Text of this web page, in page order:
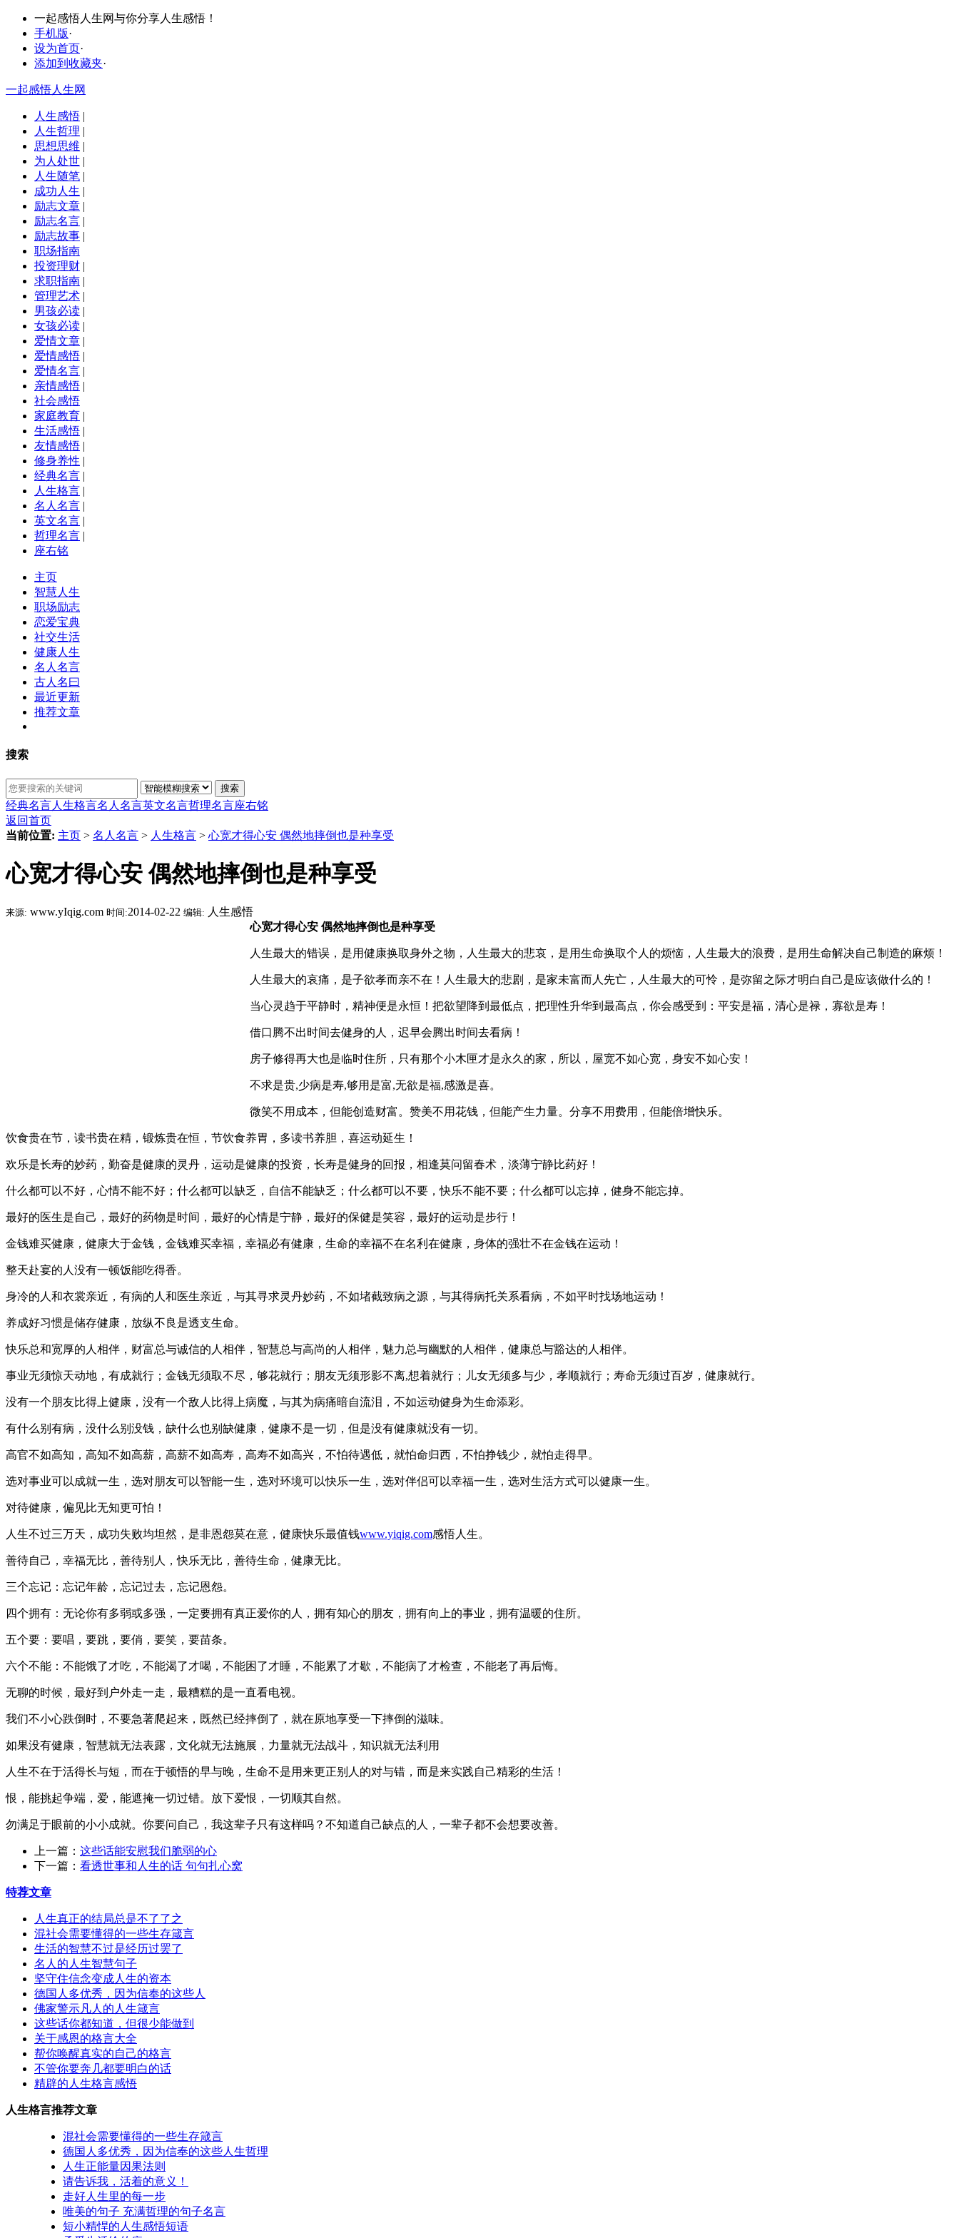
一起感悟人生网与你分享人生感悟！
手机版·
设为首页·
添加到收藏夹·
一起感悟人生网
人生感悟 |
人生哲理 |
思想思维 |
为人处世 |
人生随笔 |
成功人生 |
励志文章 |
励志名言 |
励志故事 |
职场指南
投资理财 |
求职指南 |
管理艺术 |
男孩必读 |
女孩必读 |
爱情文章 |
爱情感悟 |
爱情名言 |
亲情感悟 |
社会感悟
家庭教育 |
生活感悟 |
友情感悟 |
修身养性 |
经典名言 |
人生格言 |
名人名言 |
英文名言 |
哲理名言 |
座右铭
主页
智慧人生
职场励志
恋爱宝典
社交生活
健康人生
名人名言
古人名曰
最近更新
推荐文章
搜索
搜索
经典名言人生格言名人名言英文名言哲理名言座右铭
返回首页
当前位置: 主页 > 名人名言 > 人生格言 > 心宽才得心安 偶然地摔倒也是种享受
心宽才得心安 偶然地摔倒也是种享受
来源: www.yIqig.com 时间:2014-02-22 编辑: 人生感悟
心宽才得心安 偶然地摔倒也是种享受
人生最大的错误，是用健康换取身外之物，人生最大的悲哀，是用生命换取个人的烦恼，人生最大的浪费，是用生命解决自己制造的麻烦！
人生最大的哀痛，是子欲孝而亲不在！人生最大的悲剧，是家未富而人先亡，人生最大的可怜，是弥留之际才明白自己是应该做什么的！
当心灵趋于平静时，精神便是永恒！把欲望降到最低点，把理性升华到最高点，你会感受到：平安是福，清心是禄，寡欲是寿！
借口腾不出时间去健身的人，迟早会腾出时间去看病！
房子修得再大也是临时住所，只有那个小木匣才是永久的家，所以，屋宽不如心宽，身安不如心安！
不求是贵,少病是寿,够用是富,无欲是福,感激是喜。
微笑不用成本，但能创造财富。赞美不用花钱，但能产生力量。分享不用费用，但能倍增快乐。
饮食贵在节，读书贵在精，锻炼贵在恒，节饮食养胃，多读书养胆，喜运动延生！
欢乐是长寿的妙药，勤奋是健康的灵丹，运动是健康的投资，长寿是健身的回报，相逢莫问留春术，淡薄宁静比药好！
什么都可以不好，心情不能不好；什么都可以缺乏，自信不能缺乏；什么都可以不要，快乐不能不要；什么都可以忘掉，健身不能忘掉。
最好的医生是自己，最好的药物是时间，最好的心情是宁静，最好的保健是笑容，最好的运动是步行！
金钱难买健康，健康大于金钱，金钱难买幸福，幸福必有健康，生命的幸福不在名利在健康，身体的强壮不在金钱在运动！
整天赴宴的人没有一顿饭能吃得香。
身冷的人和衣裳亲近，有病的人和医生亲近，与其寻求灵丹妙药，不如堵截致病之源，与其得病托关系看病，不如平时找场地运动！
养成好习惯是储存健康，放纵不良是透支生命。
快乐总和宽厚的人相伴，财富总与诚信的人相伴，智慧总与高尚的人相伴，魅力总与幽默的人相伴，健康总与豁达的人相伴。
事业无须惊天动地，有成就行；金钱无须取不尽，够花就行；朋友无须形影不离,想着就行；儿女无须多与少，孝顺就行；寿命无须过百岁，健康就行。
没有一个朋友比得上健康，没有一个敌人比得上病魔，与其为病痛暗自流泪，不如运动健身为生命添彩。
有什么别有病，没什么别没钱，缺什么也别缺健康，健康不是一切，但是没有健康就没有一切。
高官不如高知，高知不如高薪，高薪不如高寿，高寿不如高兴，不怕待遇低，就怕命归西，不怕挣钱少，就怕走得早。
选对事业可以成就一生，选对朋友可以智能一生，选对环境可以快乐一生，选对伴侣可以幸福一生，选对生活方式可以健康一生。
对待健康，偏见比无知更可怕！
人生不过三万天，成功失败均坦然，是非恩怨莫在意，健康快乐最值钱www.yiqig.com感悟人生。
善待自己，幸福无比，善待别人，快乐无比，善待生命，健康无比。
三个忘记：忘记年龄，忘记过去，忘记恩怨。
四个拥有：无论你有多弱或多强，一定要拥有真正爱你的人，拥有知心的朋友，拥有向上的事业，拥有温暖的住所。
五个要：要唱，要跳，要俏，要笑，要苗条。
六个不能：不能饿了才吃，不能渴了才喝，不能困了才睡，不能累了才歇，不能病了才检查，不能老了再后悔。
无聊的时候，最好到户外走一走，最糟糕的是一直看电视。
我们不小心跌倒时，不要急著爬起来，既然已经摔倒了，就在原地享受一下摔倒的滋味。
如果没有健康，智慧就无法表露，文化就无法施展，力量就无法战斗，知识就无法利用
人生不在于活得长与短，而在于顿悟的早与晚，生命不是用来更正别人的对与错，而是来实践自己精彩的生活！
恨，能挑起争端，爱，能遮掩一切过错。放下爱恨，一切顺其自然。
勿满足于眼前的小小成就。你要问自己，我这辈子只有这样吗？不知道自己缺点的人，一辈子都不会想要改善。
上一篇： 这些话能安慰我们脆弱的心
下一篇： 看透世事和人生的话 句句扎心窝
特荐文章
人生真正的结局总是不了了之
混社会需要懂得的一些生存箴言
生活的智慧不过是经历过罢了
名人的人生智慧句子
坚守住信念变成人生的资本
德国人多优秀，因为信奉的这些人
佛家警示凡人的人生箴言
这些话你都知道，但很少能做到
关于感恩的格言大全
帮你唤醒真实的自己的格言
不管你要奔几都要明白的话
精辟的人生格言感悟
人生格言推荐文章
混社会需要懂得的一些生存箴言
德国人多优秀，因为信奉的这些人生哲理
人生正能量因果法则
请告诉我，活着的意义！
走好人生里的每一步
唯美的句子 充满哲理的句子名言
短小精悍的人生感悟短语